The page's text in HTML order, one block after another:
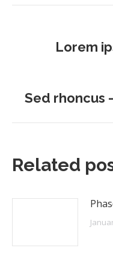
Lorem
Sed rhoncus
Related